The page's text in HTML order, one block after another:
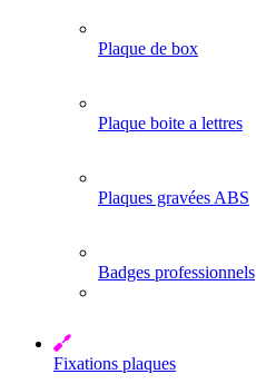
Plaque de box
Plaque boite a lettres
Plaques gravées ABS
Badges professionnels
Fixations plaques